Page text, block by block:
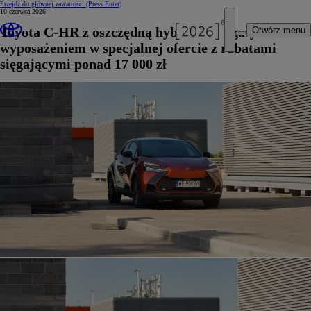
Przejdź do głównej zawartości (Press Enter)
Otwórz menu
10 czerwca 2026
Toyota C-HR z oszczędną hybrydą i bogatym
wyposażeniem w specjalnej ofercie z rabatami
sięgającymi ponad 17 000 zł